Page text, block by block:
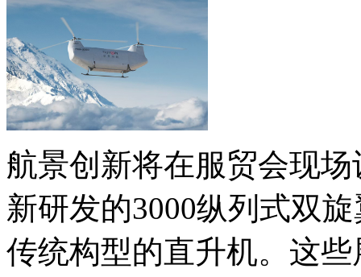
航景创新将在服贸会现
新研发的3000纵列式双
传统构型的直升机。这